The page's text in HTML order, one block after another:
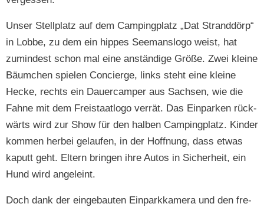
Unser Stellplatz auf dem Camp­ing­platz „Dat Strand­dörp“
in Lobbe, zu dem ein hippes See­mansl­o­go weist, hat
zumin­d­est schon mal eine anständi­ge Größe. Zwei kleine
Bäum­chen spie­len Concierge, links ste­ht eine kleine
Hecke, rechts ein Dauer­cam­per aus Sach­sen, wie die
Fahne mit dem Freis­taat­l­o­go ver­rät. Das Ein­parken rück­
wärts wird zur Show für den hal­ben Camp­ing­platz. Kinder
kom­men her­bei gelaufen, in der Hoff­nung, dass etwas
kaputt geht. Eltern brin­gen ihre Autos in Sicher­heit, ein
Hund wird angeleint.
Doch dank der einge­baut­en Ein­parkkam­era und den fre­